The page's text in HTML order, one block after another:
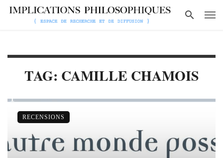
TAG: CAMILLE CHAMOIS
RECENSIONS